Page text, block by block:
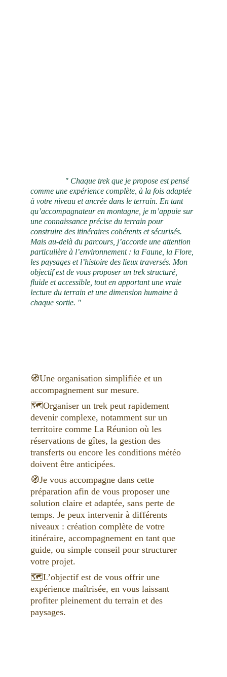
🧭Une organisation simplifiée et un
accompagnement sur mesure.
🗺️Organiser un trek peut rapidement
devenir complexe, notamment sur un
territoire comme La Réunion où les
réservations de gîtes, la gestion des
transferts ou encore les conditions météo
doivent être anticipées.
🧭Je vous accompagne dans cette
préparation afin de vous proposer une
solution claire et adaptée, sans perte de
temps. Je peux intervenir à différents
niveaux : création complète de votre
itinéraire, accompagnement en tant que
guide, ou simple conseil pour structurer
votre projet.
🗺️L’objectif est de vous offrir une
expérience maîtrisée, en vous laissant
profiter pleinement du terrain et des
paysages.
comme une expérience complète, à la fois adaptée
à votre niveau et ancrée dans le terrain. En tant
qu’accompagnateur en montagne, je m’appuie sur
une connaissance précise du terrain pour
construire des itinéraires cohérents et sécurisés.
Mais au-delà du parcours, j’accorde une attention
particulière à l’environnement : la Faune, la Flore,
les paysages et l’histoire des lieux traversés. Mon
objectif est de vous proposer un trek structuré,
fluide et accessible, tout en apportant une vraie
lecture du terrain et une dimension humaine à
chaque sortie. "